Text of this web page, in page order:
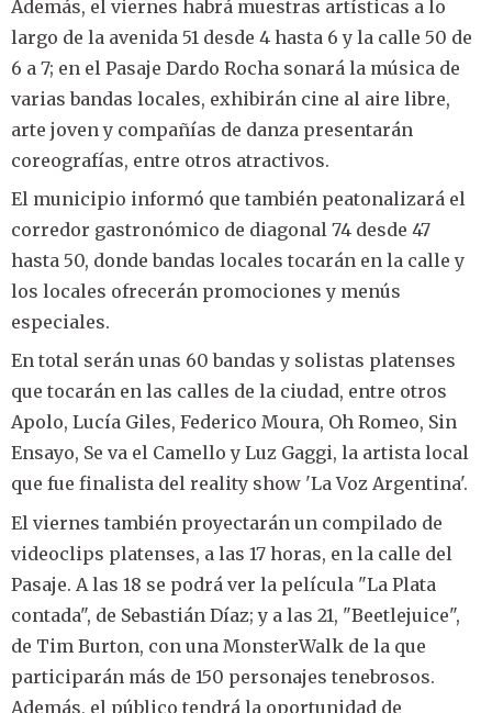
Además, el viernes habrá muestras artísticas a lo
largo de la avenida 51 desde 4 hasta 6 y la calle 50 de
6 a 7; en el Pasaje Dardo Rocha sonará la música de
varias bandas locales, exhibirán cine al aire libre,
arte joven y compañías de danza presentarán
coreografías, entre otros atractivos.
El municipio informó que también peatonalizará el
corredor gastronómico de diagonal 74 desde 47
hasta 50, donde bandas locales tocarán en la calle y
los locales ofrecerán promociones y menús
especiales.
En total serán unas 60 bandas y solistas platenses
que tocarán en las calles de la ciudad, entre otros
Apolo, Lucía Giles, Federico Moura, Oh Romeo, Sin
Ensayo, Se va el Camello y Luz Gaggi, la artista local
que fue finalista del reality show 'La Voz Argentina'.
El viernes también proyectarán un compilado de
videoclips platenses, a las 17 horas, en la calle del
Pasaje. A las 18 se podrá ver la película "La Plata
contada", de Sebastián Díaz; y a las 21, "Beetlejuice",
de Tim Burton, con una MonsterWalk de la que
participarán más de 150 personajes tenebrosos.
Además, el público tendrá la oportunidad de